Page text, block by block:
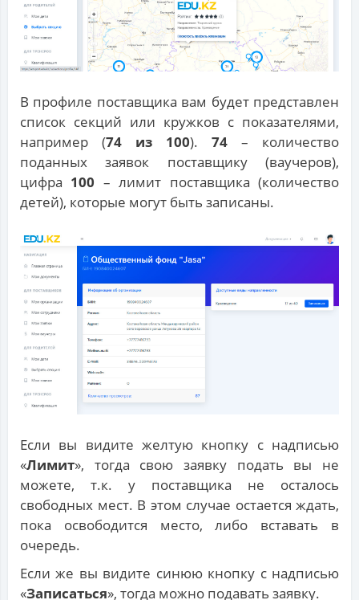
В профиле поставщика вам будет представлен
список секций или кружков с показателями,
например (74 из 100). 74 – количество
поданных заявок поставщику (ваучеров),
цифра 100 – лимит поставщика (количество
детей), которые могут быть записаны.
Если вы видите желтую кнопку с надписью
«Лимит», тогда свою заявку подать вы не
можете, т.к. у поставщика не осталось
свободных мест. В этом случае остается ждать,
пока освободится место, либо вставать в
очередь.
Если же вы видите синюю кнопку с надписью
«Записаться», тогда можно подавать заявку.